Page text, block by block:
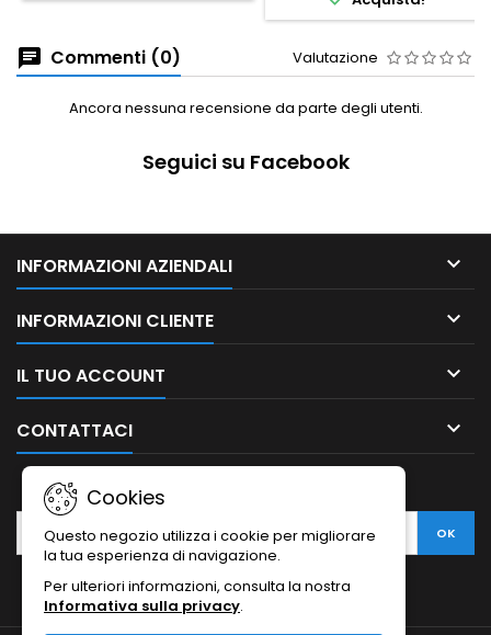
Commenti (0) Valutazione
Ancora nessuna recensione da parte degli utenti.
Seguici su Facebook
INFORMAZIONI AZIENDALI 
INFORMAZIONI CLIENTE 
IL TUO ACCOUNT 
CONTATTACI 
Cookies
Questo negozio utilizza i cookie per migliorare
la tua esperienza di navigazione.
Per ulteriori informazioni, consulta la nostra
Informativa sulla privacy.